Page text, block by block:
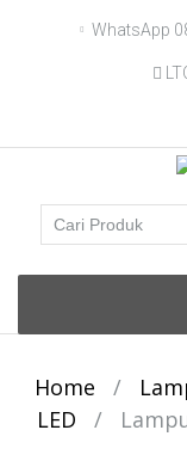
WhatsApp
content
Home /
LED
/